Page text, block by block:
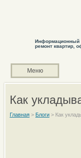
Информационный
ремонт квартир,
Меню
Как
Главная> Блоги> Как